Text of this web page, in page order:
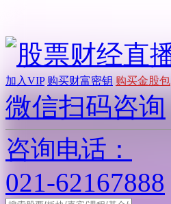
加入VIP 购买财富密钥 购买金股包
微信扫码咨询
咨询电话：
021-62167888